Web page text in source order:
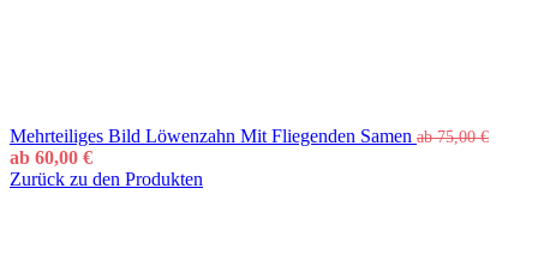
Mehrteiliges Bild Löwenzahn Mit Fliegenden Samen ab75,00€
ab 60,00 €
Zurück zu den Produkten